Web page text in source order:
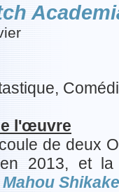
l'œuvre
de deux
2013, et